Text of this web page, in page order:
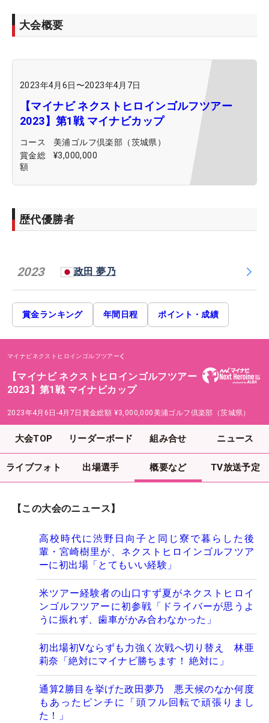
大会概要
2023年4月6日 〜2023年4月7日
【マイナビ ネクストヒロインゴルフツアー
2023】第1戦 マイナビカップ
コース
美浦ゴルフ倶楽部（茨城県）
賞金総
額
¥3,000,000
歴代優勝者
2023 政田 夢乃
賞金ランキング 年間日程 ポイント・成績
マイナビネクストヒロインゴルフツアー
【マイナビ ネクストヒロインゴルフツアー
2023】第1戦 マイナビカップ
2023年4月6日-4月7日 賞金総額 ¥3,000,000美浦ゴルフ倶楽部（茨城県）
大会TOP リーダーボード 組み合せ ニュース
ライブフォト 出場選手 概要など TV放送予定
【この大会のニュース】
高校時代に渋野日向子と同じ寮で暮らした後
輩・宮崎樹里が、ネクストヒロインゴルフツア
ーに初出場「とてもいい経験」
米ツアー経験者の山口すず夏がネクストヒロイ
ンゴルフツアーに初参戦「ドライバーが思うよ
うに振れず、歯車がかみ合わなかった」
初出場初Vならずも力強く次戦へ切り替え 林亜
莉奈「絶対にマイナビ勝ちます！ 絶対に」
通算2勝目を挙げた政田夢乃 悪天候のなか何度
もあったピンチに「頭フル回転で頑張りまし
た！」